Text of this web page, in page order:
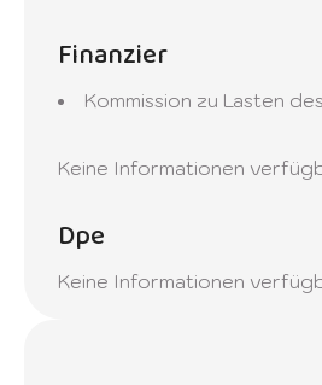
Finanzier
Kommission zu Lasten
Keine Informationen
Dpe
Keine Informationen